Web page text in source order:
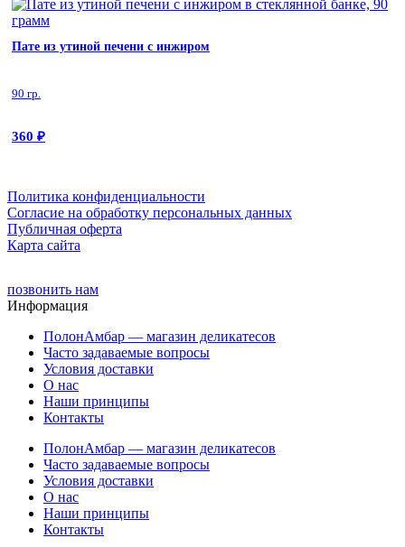
Пате из утиной печени с инжиром
90 гр.
360 ₽
Политика конфиденциальности
Cогласие на обработку персональных данных
Публичная оферта
Карта сайта
позвонить нам
Информация
ПолонАмбар — магазин деликатесов
Часто задаваемые вопросы
Условия доставки
О нас
Наши принципы
Контакты
ПолонАмбар — магазин деликатесов
Часто задаваемые вопросы
Условия доставки
О нас
Наши принципы
Контакты